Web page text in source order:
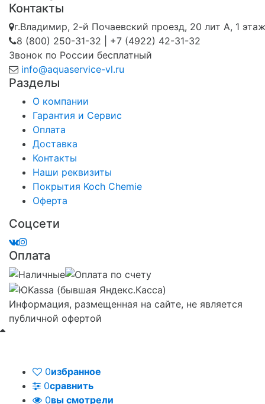
Контакты
г.Владимир, 2-й Почаевский проезд, 20 лит А, 1 этаж
8 (800) 250-31-32 | +7 (4922) 42-31-32
Звонок по России бесплатный
info@aquaservice-vl.ru
Разделы
О компании
Гарантия и Сервис
Оплата
Доставка
Контакты
Наши реквизиты
Покрытия Koch Chemie
Оферта
Соцсети
Оплата
Информация, размещенная на сайте, не является
публичной офертой
0избранное
0сравнить
0вы смотрели